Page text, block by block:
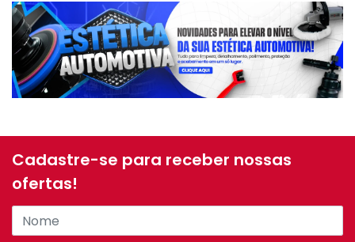
Cadastre-se para receber nossas
ofertas!